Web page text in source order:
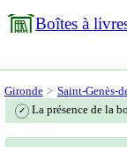
Boîtes à
Gironde Saint-Genès-
✓ La présence de la